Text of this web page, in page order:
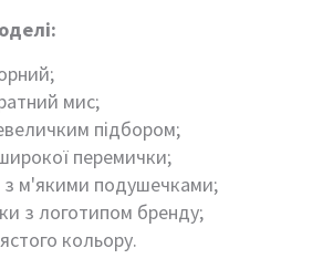
мис;
підбором;
перемички;
з м'якими подушечками;
з логотипом бренду;
кольору.